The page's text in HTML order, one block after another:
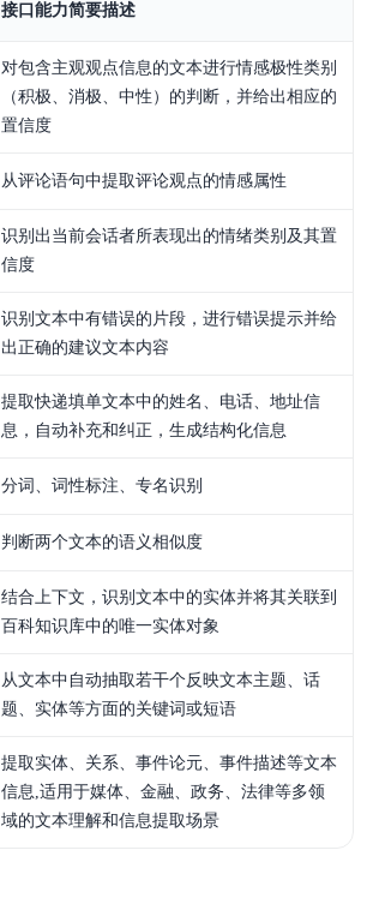
接口能力简要描述
对包含主观观点信息的文本进行情感极性类别
（积极、消极、中性）的判断，并给出相应的
置信度
从评论语句中提取评论观点的情感属性
识别出当前会话者所表现出的情绪类别及其置
信度
识别文本中有错误的片段，进行错误提示并给
出正确的建议文本内容
提取快递填单文本中的姓名、电话、地址信
息，自动补充和纠正，生成结构化信息
分词、词性标注、专名识别
判断两个文本的语义相似度
结合上下文，识别文本中的实体并将其关联到
百科知识库中的唯一实体对象
从文本中自动抽取若干个反映文本主题、话
题、实体等方面的关键词或短语
提取实体、关系、事件论元、事件描述等文本
信息,适用于媒体、金融、政务、法律等多领
域的文本理解和信息提取场景